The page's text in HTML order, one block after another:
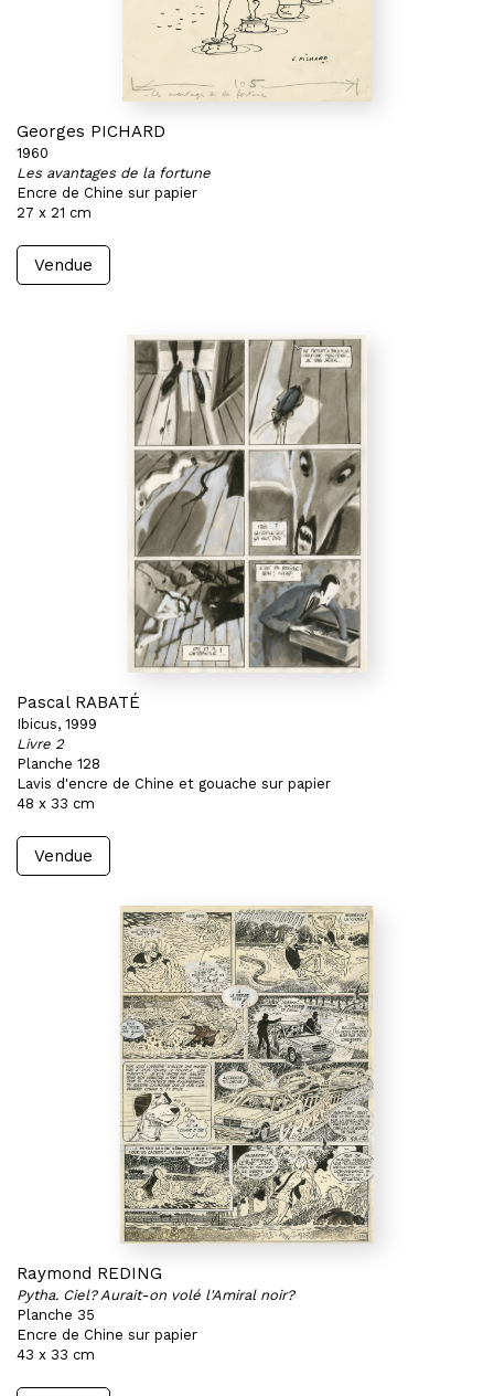
Georges PICHARD
1960
Les avantages de la fortune
Encre de Chine sur papier
27 x 21 cm
Vendue
Pascal RABATÉ
Ibicus, 1999
Livre 2
Planche 128
Lavis d'encre de Chine et gouache sur papier
48 x 33 cm
Vendue
Raymond REDING
Pytha. Ciel? Aurait-on volé l'Amiral noir?
Planche 35
Encre de Chine sur papier
43 x 33 cm